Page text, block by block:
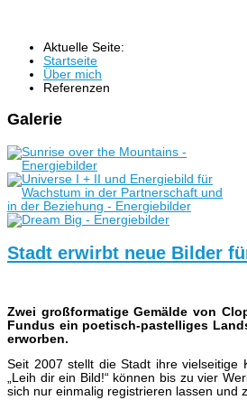
Aktuelle Seite:
Startseite
Über mich
Referenzen
Galerie
Stadt erwirbt neue Bilder
Zwei großformatige Gemälde von
Fundus ein poetisch-pastelliges
erworben.
Seit 2007 stellt die Stadt ihre vielseitige
„Leih dir ein Bild!“ können bis zu vier
sich nur einmalig registrieren lassen und